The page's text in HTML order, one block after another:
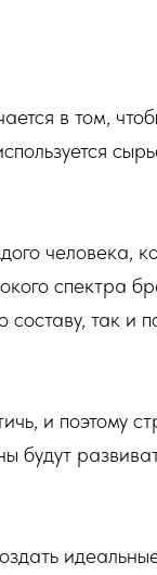
в том,
человека,
спектра
так и
и поэтому
будут